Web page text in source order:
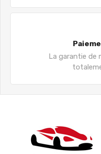
La garantie de